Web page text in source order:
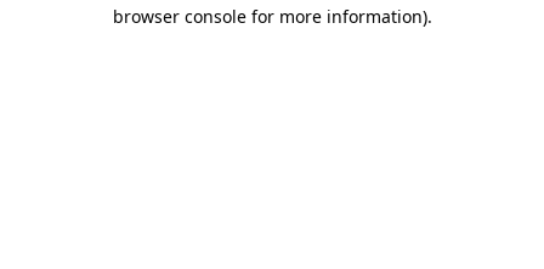
browser console for more information).